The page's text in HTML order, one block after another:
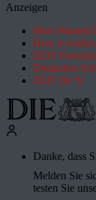
Anzeigen
Most Wanted
How it
ZEIT
Deutsches
ZEIT für X
Danke, dass
Melden Sie
testen Sie